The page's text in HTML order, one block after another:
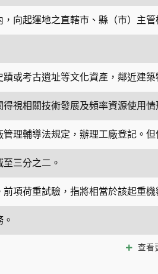
向起運地之直轄市、縣（市）主管
或考古遺址等文化資產，鄰近
視相關技術發展及頻率資源使用
理輔導法規定，辦理工廠登記
三分之二。
項荷重試驗，指將相當於該起
查看